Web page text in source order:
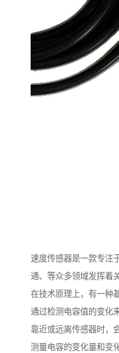
速度传感器是一款专注
通、等众多领域发挥着
在技术原理上，有一种
通过检测电容值的变化
靠近或远离传感器时，
测量电容的变化量和变